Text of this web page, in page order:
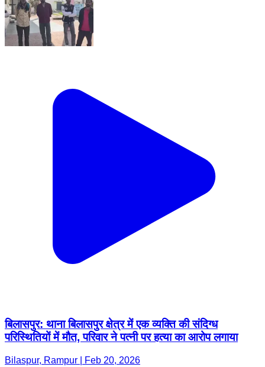
बिलासपुर: थाना बिलासपुर क्षेत्र में एक व्यक्ति की संदिग्ध
परिस्थितियों में मौत, परिवार ने पत्नी पर हत्या का आरोप लगाया
Bilaspur, Rampur | Feb 20, 2026